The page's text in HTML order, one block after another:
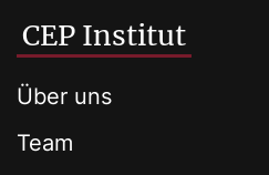
CEP Institut
Über uns
Team